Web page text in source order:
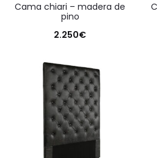
cama chiari – madera de
pino
2.250€